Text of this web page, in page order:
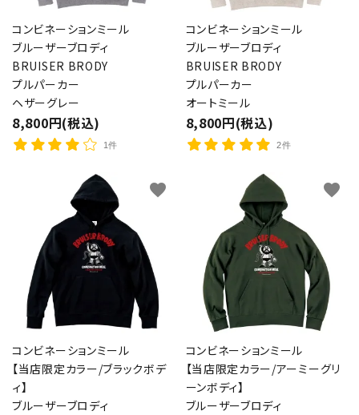
コンビネーションミール
ブルーザーブロディ
BRUISER BRODY
プルパーカー
ヘザーグレー
8,800円(税込)
1件
コンビネーションミール
ブルーザーブロディ
BRUISER BRODY
プルパーカー
オートミール
8,800円(税込)
2件
コンビネーションミール
【当店限定カラー/ブラックボデ
ィ】
ブルーザーブロディ
favorite
コンビネーションミール
【当店限定カラー/アーミーグリ
ーンボディ】
ブルーザーブロディ
favorite